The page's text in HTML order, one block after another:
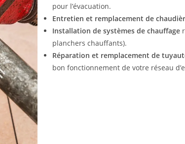
pour l’évacuation.
Entretien et remplacement de
Installation de systèmes de chauffage
planchers chauffants).
Réparation et remplacement de
bon fonctionnement de votre réseau